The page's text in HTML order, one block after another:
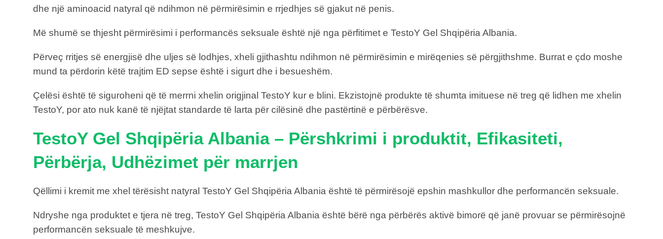
dhe një aminoacid natyral që ndihmon në përmirësimin e rrjedhjes së gjakut në penis.
Më shumë se thjesht përmirësimi i performancës seksuale është një nga përfitimet e TestoY Gel Shqipëria Albania.
Përveç rritjes së energjisë dhe uljes së lodhjes, xheli gjithashtu ndihmon në përmirësimin e mirëqenies së përgjithshme. Burrat e çdo moshe
mund ta përdorin këtë trajtim ED sepse është i sigurt dhe i besueshëm.
Çelësi është të siguroheni që të merrni xhelin origjinal TestoY kur e blini. Ekzistojnë produkte të shumta imituese në treg që lidhen me xhelin
TestoY, por ato nuk kanë të njëjtat standarde të larta për cilësinë dhe pastërtinë e përbërësve.
TestoY Gel Shqipëria Albania – Përshkrimi i produktit, Efikasiteti,
Përbërja, Udhëzimet për marrjen
Qëllimi i kremit me xhel tërësisht natyral TestoY Gel Shqipëria Albania është të përmirësojë epshin mashkullor dhe performancën seksuale.
Ndryshe nga produktet e tjera në treg, TestoY Gel Shqipëria Albania është bërë nga përbërës aktivë bimorë që janë provuar se përmirësojnë
performancën seksuale të meshkujve.